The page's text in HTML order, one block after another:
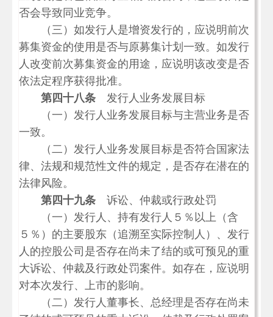
否会导致同业竞争。
（三）如发行人是增资发行的，应说明前次
募集资金的使用是否与原募集计划一致。如发行
人改变前次募集资金的用途，应说明该改变是否
依法定程序获得批准。
第四十八条 发行人业务发展目标
（一）发行人业务发展目标与主营业务是否
一致。
（二）发行人业务发展目标是否符合国家法
律、法规和规范性文件的规定，是否存在潜在的
法律风险。
第四十九条 诉讼、仲裁或行政处罚
（一）发行人、持有发行人５％以上（含
５％）的主要股东（追溯至实际控制人）、发行
人的控股公司是否存在尚未了结的或可预见的重
大诉讼、仲裁及行政处罚案件。如存在，应说明
对本次发行、上市的影响。
（二）发行人董事长、总经理是否存在尚未